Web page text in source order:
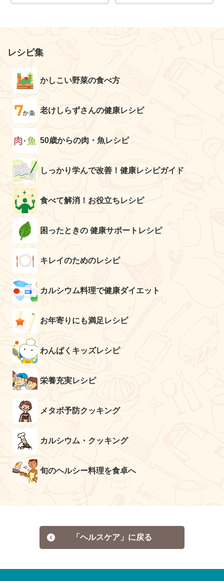
レシピ集
かしこい野菜の食べ方
老けしらずさんの健康レシピ
50歳からの肉・魚レシピ
しっかり学んで改善！健康レシピガイド
食べて解消！お役立ちレシピ
困ったときの 健康サポートレシピ
キレイのためのレシピ
カルシウム料理で健康ダイエット
お年寄りにも満足レシピ
わんぱくキッズレシピ
栄養充実レシピ
メタボ予防クッキング
カルシウム・クッキング
旬のヘルシー料理を食卓へ
「ヘルスケア」に戻る